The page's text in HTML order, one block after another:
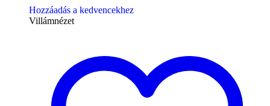
Hozzáadás a kedvencekhez
Villámnézet